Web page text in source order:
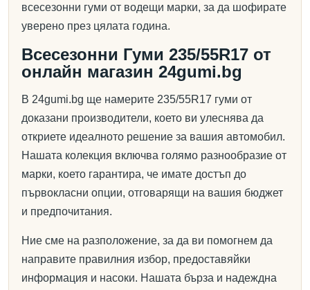
всесезонни гуми от водещи марки, за да шофирате
уверено през цялата година.
Всесезонни Гуми 235/55R17 от
онлайн магазин 24gumi.bg
В 24gumi.bg ще намерите 235/55R17 гуми от
доказани производители, което ви улеснява да
откриете идеалното решение за вашия автомобил.
Нашата колекция включва голямо разнообразие от
марки, което гарантира, че имате достъп до
първокласни опции, отговарящи на вашия бюджет
и предпочитания.
Ние сме на разположение, за да ви помогнем да
направите правилния избор, предоставяйки
информация и насоки. Нашата бърза и надеждна